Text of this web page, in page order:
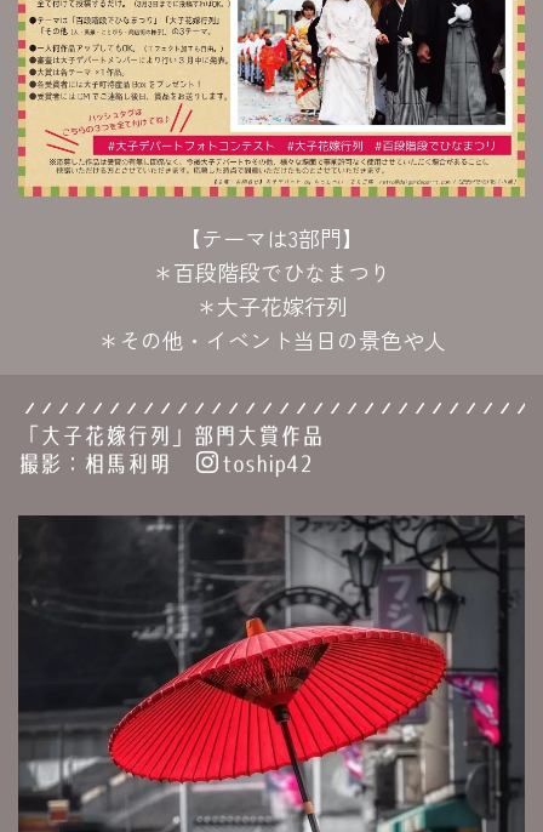
【テーマは3部門】
＊百段階段でひなまつり
＊大子花嫁行列
＊その他・イベント当日の景色や人
「大子花嫁行列」部門大賞作品
撮影：相馬利明
toship42